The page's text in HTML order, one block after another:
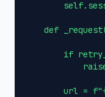
def
if
url =